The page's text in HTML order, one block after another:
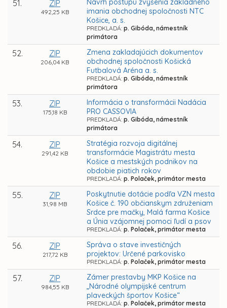
51. ZIP
492,25 KB
Návrh postupu zvýšenia základného
imania obchodnej spoločnosti NTC
Košice, a. s.
PREDKLADÁ: p. Gibóda, námestník
primátora
52. ZIP
206,04 KB
Zmena zakladajúcich dokumentov
obchodnej spoločnosti Košická
Futbalová Aréna a. s.
PREDKLADÁ: p. Gibóda, námestník
primátora
53. ZIP
175,18 KB
Informácia o transformácii Nadácia
PRO CASSOVIA
PREDKLADÁ: p. Gibóda, námestník
primátora
54. ZIP
291,42 KB
Stratégia rozvoja digitálnej
transformácie Magistrátu mesta
Košice a mestských podnikov na
obdobie piatich rokov
PREDKLADÁ: p. Polaček, primátor mesta
55. ZIP
31,98 MB
Poskytnutie dotácie podľa VZN mesta
Košice č. 190 občianskym združeniam
Srdce pre mačky, Malá farma Košice
a Únia vzájomnej pomoci ľudí a psov
PREDKLADÁ: p. Polaček, primátor mesta
56. ZIP
217,72 KB
Správa o stave investičných
projektov: Určené parkovisko
PREDKLADÁ: p. Polaček, primátor mesta
57. ZIP
984,55 KB
Zámer prestavby MKP Košice na
„Národné olympijské centrum
plaveckých športov Košice“
PREDKLADÁ: p. Polaček, primátor mesta